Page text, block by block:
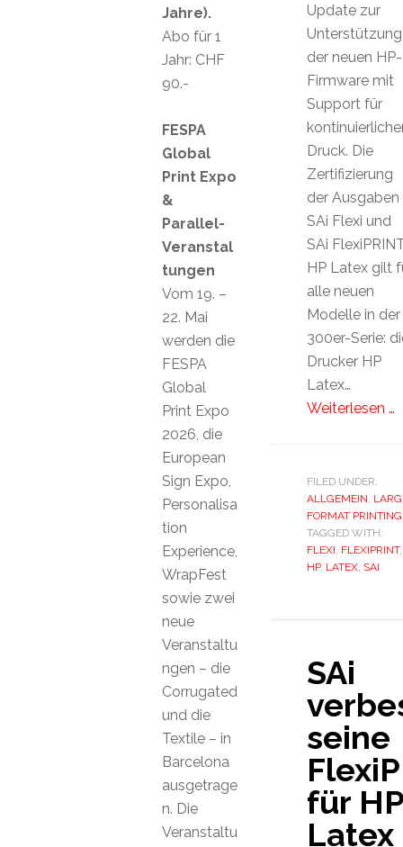
Update zur
Unterstützung
der neuen HP-
Firmware mit
Support für
Druck. Die
Zertifizierung
der Ausgaben
SAi Flexi und
SAi
HP Latex gilt
alle neuen
Modelle in der
300er-Serie:
Drucker HP
Latex…
Weiterlesen …
FILED UNDER:
ALLGEMEIN,
FORMAT PRINTING
TAGGED WITH:
FLEXI, FLEXIPRINT,
HP, LATEX, SAI
SAi
seine
für HP
Latex
Jahre).
Abo für 1
Jahr: CHF
90.-
FESPA
Global
Print Expo
&
Parallel-
Veranstal
tungen
Vom 19. –
22. Mai
werden die
FESPA
Global
Print Expo
2026, die
European
Sign Expo,
Personalisa
tion
Experience,
WrapFest
sowie zwei
neue
Veranstaltu
ngen – die
Corrugated
und die
Textile – in
Barcelona
ausgetrage
n. Die
Veranstaltu